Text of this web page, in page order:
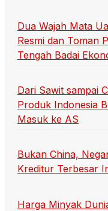
Dua Wajah Mata
Resmi dan Toman
Tengah Badai
Dari Sawit sampai
Produk Indonesia
Masuk ke AS
Bukan China,
Kreditur Terbesar
Harga Minyak